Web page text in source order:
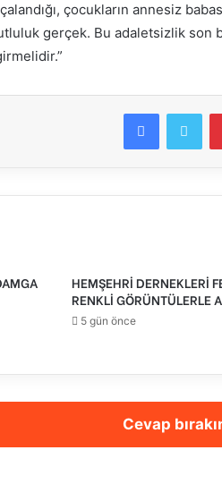
çocukların annesiz
gerçek. Bu adaletsizlik son
Facebook
HEMŞEHRİ DERNEKLERİ
RENKLİ GÖRÜNTÜLERLE
5 gün önce
Cevap